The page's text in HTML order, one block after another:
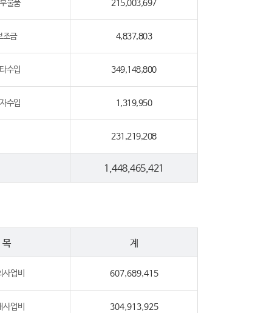
물품 215,003,697
조금 4,837,803
수입 349,148,800
수입 1,319,950
231,219,208
1,448,465,421
목 계
업비 607,689,415
업비 304,913,925